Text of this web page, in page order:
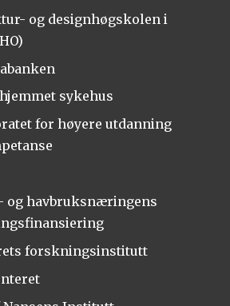
og designhøgskolen i
sykehus
for høyere utdanning
og havbruksnæringens
forskningsinstitutt